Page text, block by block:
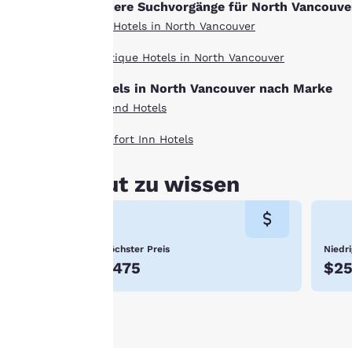
Andere Suchvorgänge für North
Alle Hotels in North Vancouver
Boutique Hotels in North Vancouver
Hotels in North Vancouver nach Marke
Ascend Hotels
Comfort Inn Hotels
Gut zu wissen
Höchster Preis
$475
Anweisungen folgen.
Cookies akzeptieren“
Speicherung von Cookies
auf Ihrem Gerät zu.
Durch Klicken auf „Alle
zustimmungspflichtigen
Weitere Informationen